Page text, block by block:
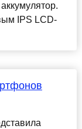
IPS LCD-